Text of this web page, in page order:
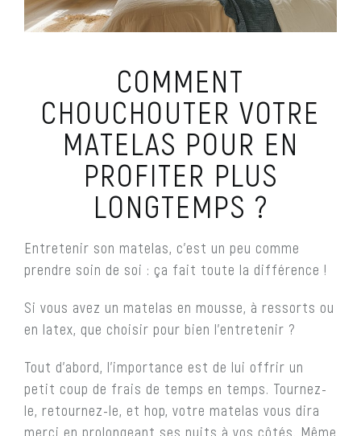
COMMENT
CHOUCHOUTER VOTRE
MATELAS POUR EN
PROFITER PLUS
LONGTEMPS ?
Entretenir son matelas, c’est un peu comme
prendre soin de soi : ça fait toute la différence !
Si vous avez un matelas en mousse, à ressorts ou
en latex, que choisir pour bien l’entretenir ?
Tout d’abord, l’importance est de lui offrir un
petit coup de frais de temps en temps. Tournez-
le, retournez-le, et hop, votre matelas vous dira
merci en prolongeant ses nuits à vos côtés. Même